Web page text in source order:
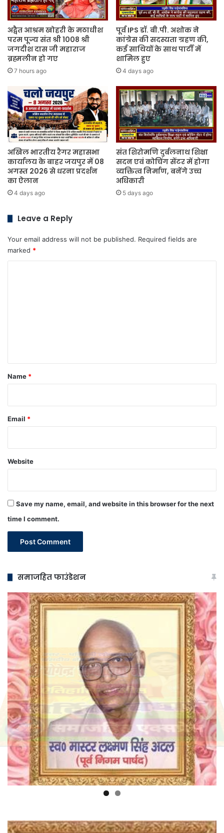
मनाया
गया।
अद्वैत आश्रम खोहरी के मठाधीश
परम पूज्य संत श्री 1008 श्री
जगदीश दास जी महाराज
ब्रह्मलीन हो गए
7 hours ago
पूर्व IPS डॉ. बी.पी. अशोक ने
कांग्रेस की सदस्यता ग्रहण की,
कई साथियों के साथ पार्टी में
शामिल हुए
4 days ago
अखिल भारतीय रैगर महासभा
कार्यालय के बाहर जयपुर में 08
अगस्त 2026 से धरना प्रदर्शन
का ऐलान
4 days ago
संत शिरोमणि दुर्बलनाथ शिक्षा
सदन एवं कोचिंग सेंटर में होगा
व्यक्तित्व निर्माण, बनेंगे उच्च
अधिकारी
5 days ago
Leave a Reply
Your email address will not be published. Required fields are
marked *
*
Name *
Email *
Website
Save my name, email, and website in this browser for the next
time I comment.
समाजहित फाउंडेशन